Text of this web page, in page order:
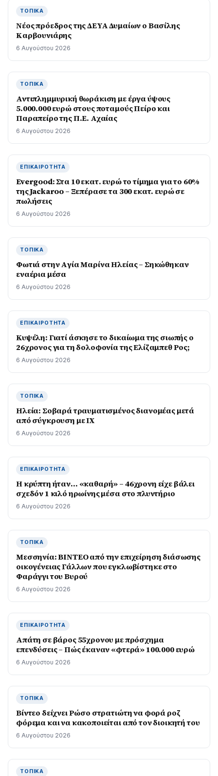
ΤΟΠΙΚΆ
Νέος πρόεδρος της ΔΕΥΑ Δυμαίων ο Βασίλης
Καρβουνιάρης
6 Αυγούστου 2026
ΤΟΠΙΚΆ
Αντιπλημμυρική θωράκιση με έργα ύψους
5.000.000 ευρώ στους ποταμούς Πείρο και
Παραπείρο της Π.Ε. Αχαίας
6 Αυγούστου 2026
ΕΠΙΚΑΙΡΌΤΗΤΑ
Evergood: Στα 10 εκατ. ευρώ το τίμημα για το 60%
της Jackaroo – Ξεπέρασε τα 300 εκατ. ευρώ σε
πωλήσεις
6 Αυγούστου 2026
ΤΟΠΙΚΆ
Φωτιά στην Aγία Μαρίνα Ηλείας – Σηκώθηκαν
εναέρια μέσα
6 Αυγούστου 2026
ΕΠΙΚΑΙΡΌΤΗΤΑ
Κυψέλη: Γιατί άσκησε το δικαίωμα της σιωπής ο
26χρονος για τη δολοφονία της Ελίζαμπεθ Ρος;
6 Αυγούστου 2026
ΤΟΠΙΚΆ
Ηλεία: Σοβαρά τραυματισμένος διανομέας μετά
από σύγκρουση με ΙΧ
6 Αυγούστου 2026
ΕΠΙΚΑΙΡΌΤΗΤΑ
Η κρύπτη ήταν… «καθαρή» – 46χρονη είχε βάλει
σχεδόν 1 κιλό ηρωίνης μέσα στο πλυντήριο
6 Αυγούστου 2026
ΤΟΠΙΚΆ
Μεσσηνία: BINTEO από την επιχείρηση διάσωσης
οικογένειας Γάλλων που εγκλωβίστηκε στο
Φαράγγι του Βυρού
6 Αυγούστου 2026
ΕΠΙΚΑΙΡΌΤΗΤΑ
Απάτη σε βάρος 55χρονου με πρόσχημα
επενδύσεις – Πώς έκαναν «φτερά» 100.000 ευρώ
6 Αυγούστου 2026
ΤΟΠΙΚΆ
Βίντεο δείχνει Ρώσο στρατιώτη να φορά ροζ
φόρεμα και να κακοποιείται από τον διοικητή του
6 Αυγούστου 2026
ΤΟΠΙΚΆ